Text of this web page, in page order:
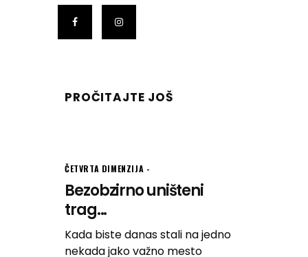
PROČITAJTE JOŠ
ČETVRTA DIMENZIJA
Bezobzirno uništeni
trag...
Kada biste danas stali na jedno
nekada jako važno mesto